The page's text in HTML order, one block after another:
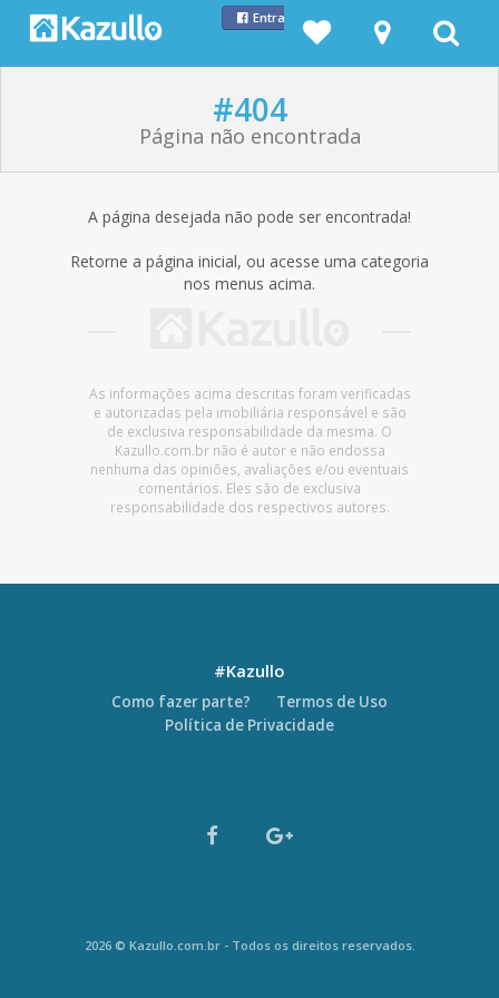
Entrar com Facebook
#404
Página não encontrada
A página desejada não pode ser encontrada!
Retorne a página inicial, ou acesse uma categoria
nos menus acima.
As informações acima descritas foram verificadas
e autorizadas pela imobiliária responsável e são
de exclusiva responsabilidade da mesma. O
Kazullo.com.br não é autor e não endossa
nenhuma das opiniões, avaliações e/ou eventuais
comentários. Eles são de exclusiva
responsabilidade dos respectivos autores.
#Kazullo
Como fazer parte?
Termos de Uso
Política de Privacidade
2026 © Kazullo.com.br - Todos os direitos reservados.